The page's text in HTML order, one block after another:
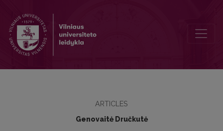
ARTICLES
Genovaitė Dručkutė